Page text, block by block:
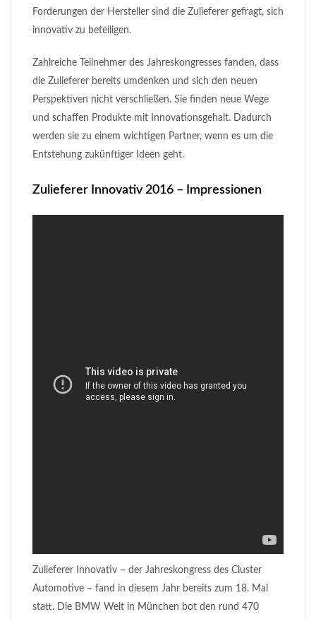
Forderungen der Hersteller sind die Zulieferer gefragt, sich
innovativ zu beteiligen.
Zahlreiche Teilnehmer des Jahreskongresses fanden, dass
die Zulieferer bereits umdenken und sich den neuen
Perspektiven nicht verschließen. Sie finden neue Wege
und schaffen Produkte mit Innovationsgehalt. Dadurch
werden sie zu einem wichtigen Partner, wenn es um die
Entstehung zukünftiger Ideen geht.
Zulieferer Innovativ 2016 – Impressionen
Zulieferer Innovativ – der Jahreskongress des Cluster
Automotive – fand in diesem Jahr bereits zum 18. Mal
statt. Die BMW Welt in München bot den rund 470